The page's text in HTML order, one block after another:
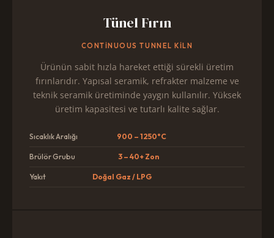
Tünel Fırın
CONTINUOUS TUNNEL KILN
Ürünün sabit hızla hareket ettiği sürekli üretim
fırınlarıdır. Yapısal seramik, refrakter malzeme ve
teknik seramik üretiminde yaygın kullanılır. Yüksek
üretim kapasitesi ve tutarlı kalite sağlar.
Sıcaklık Aralığı 900 – 1250°C
Brülör Grubu 3 – 40+ Zon
Yakıt Doğal Gaz / LPG